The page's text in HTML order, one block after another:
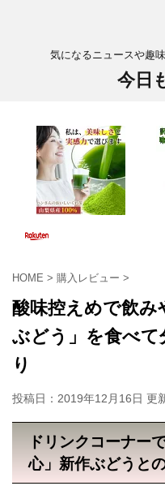
気になるニュースや趣
今日
HOME > 購入レビュー >
酸味控えめで飲み
ぶどう」を食べ
り
投稿日：2019年12月16日 更
ドリンクコーナー
心」新作ぶどうと